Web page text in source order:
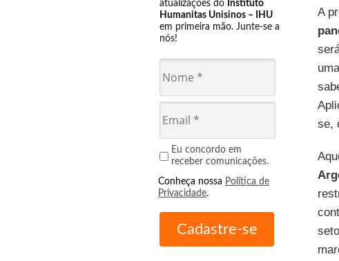
atualizações do Instituto
Humanitas Unisinos – IHU
em primeira mão. Junte-se a
nós!
Eu concordo em
receber comunicações.
Conheça nossa Política de
Privacidade.
A
se,